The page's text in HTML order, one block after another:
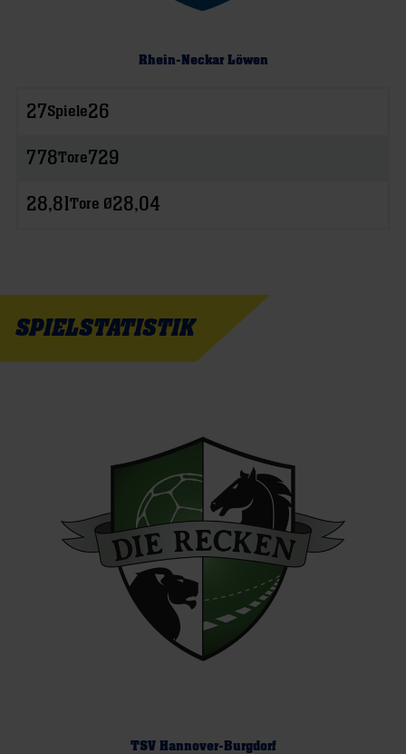
Rhein-Neckar Löwen
27Spiele26
778Tore729
28,81Tore Ø28,04
SPIELSTATISTIK
TSV Hannover-Burgdorf